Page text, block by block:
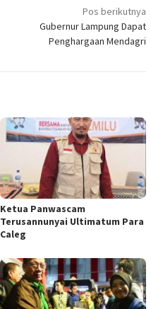
Pos berikutnya
Gubernur Lampung Dapat
Penghargaan Mendagri
Ketua Panwascam
Terusannunyai Ultimatum Para
Caleg